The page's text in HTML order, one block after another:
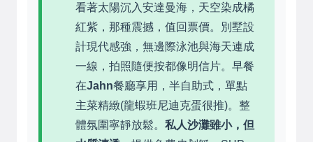
看著太陽沉入安達曼海，天空染成橘
紅紫，那種震撼，值回票價。別墅設
計現代感強，無邊際泳池與海天連成
一線，拍照隨便按都像明信片。早餐
在Jahn餐廳享用，半自助式，單點
主菜精緻(龍蝦班尼迪克蛋很推)。整
體氛圍寧靜放鬆。 私人沙灘雖小，但